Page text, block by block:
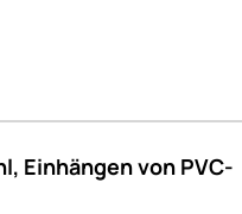
Einhängen von PVC-